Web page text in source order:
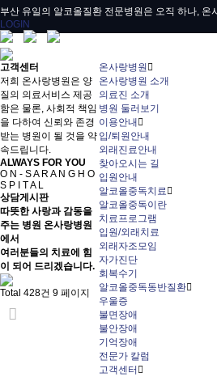
부산 유일의 알코올질환 전문병원은 오직 하나, 온
LOGIN
온사랑병원
온사랑병원 소개
의료진 소개
병원 둘러보기
이용안내
입/퇴원안내
외래진료안내
찾아오시는 길
입원안내
알코올중독치료
알코올중독이란
치료프로그램
입원/외래치료
외래자조모임
자가진단
회복수기
알코올중독동반질환
우울증
불면장애
불안장애
기억장애
전문가 칼럼
고객센터
고객센터
저희 온사랑병원은 양
질의 의료서비스 제공
함은 물론, 사회적 책임
을 다하여 신뢰와 존경
받는 병원이 될 것을 약
속드립니다.
ALWAYS FOR YOU
O N - S A R A N G H O
S P I T A L
상담게시판
따뜻한 사랑과 감동을
주는 병원 온사랑병원
에서
여러분들의 치료에 힘
이 되어 드리겠습니다.
Total 428건 9 페이지